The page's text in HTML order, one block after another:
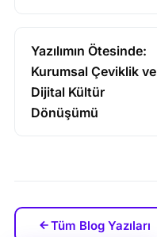
Yazılımın Ötesinde:
Kurumsal Çeviklik ve
Dijital Kültür
Dönüşümü
Tüm Blog Yazıları